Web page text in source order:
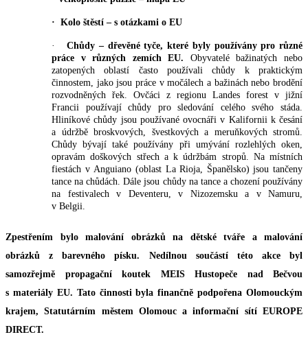
· Kolo štěstí – s otázkami o EU
·Chůdy – dřevěné tyče, které byly používány pro různé
práce v různých zemích EU. Obyvatelé bažinatých nebo
zatopených oblastí často používali chůdy k praktickým
činnostem, jako jsou práce v močálech a bažinách nebo brodění
rozvodněných řek. Ovčáci z regionu Landes forest v jižní
Francii používají chůdy pro sledování celého svého stáda.
Hliníkové chůdy jsou používané ovocnáři v Kalifornii k česání
a údržbě broskvových, švestkových a meruňkových stromů.
Chůdy bývají také používány při umývání rozlehlých oken,
opravám doškových střech a k údržbám stropů. Na místních
fiestách v Anguiano (oblast La Rioja, Španělsko) jsou tančeny
tance na chůdách. Dále jsou chůdy na tance a chození používány
na festivalech v Deventeru, v Nizozemsku a v Namuru,
v Belgii.
Zpestřením bylo malování obrázků na dětské tváře a malování
obrázků z barevného písku. Nedílnou součástí této akce byl
samozřejmě propagační koutek MEIS Hustopeče nad Bečvou
s materiály EU. Tato činnosti byla finančně podpořena Olomouckým
krajem, Statutárním městem Olomouc a informační sítí EUROPE
DIRECT.